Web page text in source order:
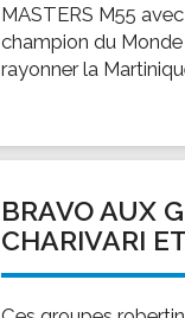
MASTERS M55
champion du
rayonner la
BRAVO AUX
CHARIVARI